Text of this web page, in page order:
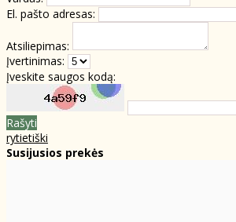
El. pašto adresas:
Atsiliepimas:
Įvertinimas:
Įveskite saugos kodą:
Rašyti
rytietiški
Susijusios prekės